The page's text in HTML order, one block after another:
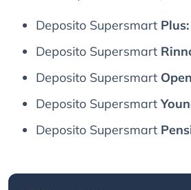
Deposito Supersmart
Deposito Supersmart
Deposito Supersmart
Deposito Supersmart
Deposito Supersmart